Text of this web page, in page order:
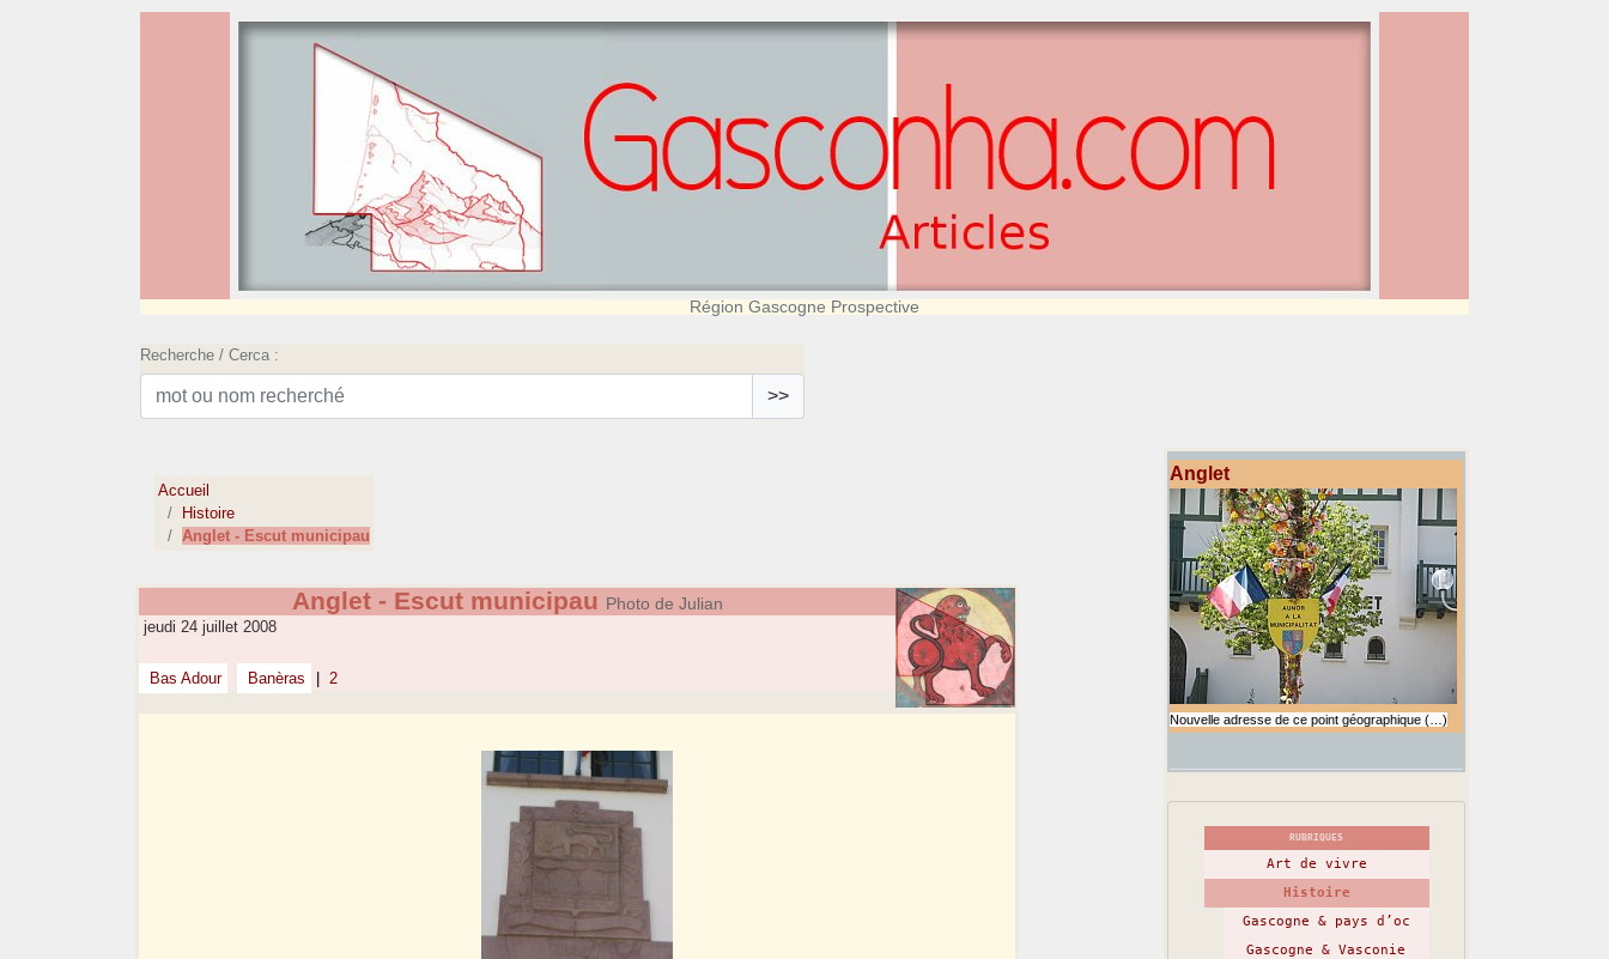
Région Gascogne Prospective
Recherche / Cerca :
>>
Accueil
Histoire
Anglet - Escut municipau
Anglet - Escut municipau Photo de Julian
jeudi 24 juillet 2008
Bas Adour Banèras 2
Anglet
Nouvelle adresse de ce point géographique (…)
RUBRIQUES
Art de vivre
Histoire
Gascogne & pays d’oc
Gascogne & Vasconie